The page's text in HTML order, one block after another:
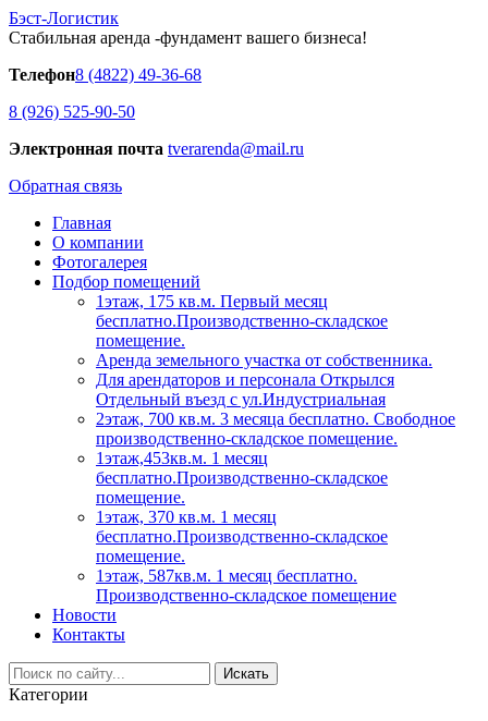
Бэст-Логистик
Стабильная аренда -фундамент вашего бизнеса!
Телефон8 (4822) 49-36-68
8 (926) 525-90-50
Электронная почта tverarenda@mail.ru
Обратная связь
Главная
О компании
Фотогалерея
Подбор помещений
1этаж, 175 кв.м. Первый месяц
бесплатно.Производственно-складское
помещение.
Аренда земельного участка от собственника.
Для арендаторов и персонала Открылся
Отдельный въезд с ул.Индустриальная
2этаж, 700 кв.м. 3 месяца бесплатно. Свободное
производственно-складское помещение.
1этаж,453кв.м. 1 месяц
бесплатно.Производственно-складское
помещение.
1этаж, 370 кв.м. 1 месяц
бесплатно.Производственно-складское
помещение.
1этаж, 587кв.м. 1 месяц бесплатно.
Производственно-складское помещение
Новости
Контакты
Искать
Категории